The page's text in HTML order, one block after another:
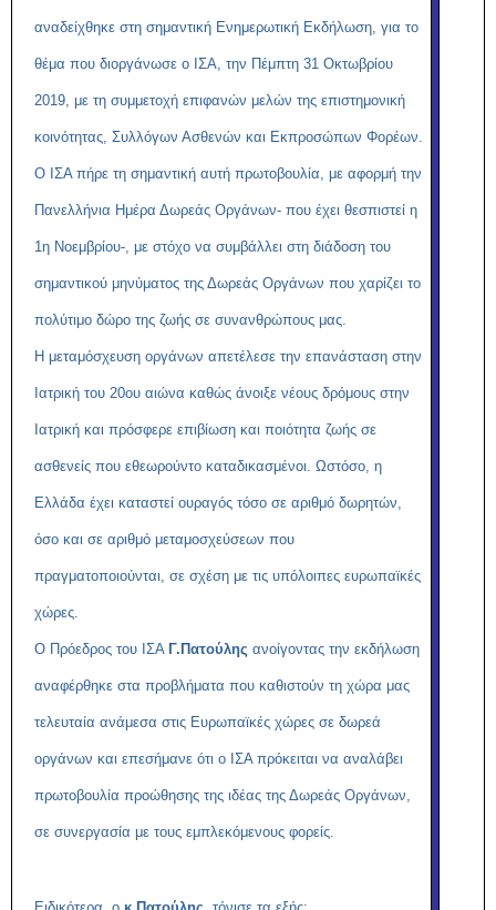
αναδείχθηκε στη σημαντική Ενημερωτική Εκδήλωση, για το
θέμα που διοργάνωσε ο ΙΣΑ, την Πέμπτη 31 Οκτωβρίου
2019, με τη συμμετοχή επιφανών μελών της επιστημονική
κοινότητας, Συλλόγων Ασθενών και Εκπροσώπων Φορέων.
Ο ΙΣΑ πήρε τη σημαντική αυτή πρωτοβουλία, με αφορμή την
Πανελλήνια Ημέρα Δωρεάς Οργάνων- που έχει θεσπιστεί η
1η Νοεμβρίου-, με στόχο να συμβάλλει στη διάδοση του
σημαντικού μηνύματος της Δωρεάς Οργάνων που χαρίζει το
πολύτιμο δώρο της ζωής σε συνανθρώπους μας.
Η μεταμόσχευση οργάνων απετέλεσε την επανάσταση στην
Ιατρική του 20ου αιώνα καθώς άνοιξε νέους δρόμους στην
Ιατρική και πρόσφερε επιβίωση και ποιότητα ζωής σε
ασθενείς που εθεωρούντο καταδικασμένοι. Ωστόσο, η
Ελλάδα έχει καταστεί ουραγός τόσο σε αριθμό δωρητών,
όσο και σε αριθμό μεταμοσχεύσεων που
πραγματοποιούνται, σε σχέση με τις υπόλοιπες ευρωπαϊκές
χώρες.
Ο Πρόεδρος του ΙΣΑ Γ.Πατούλης ανοίγοντας την εκδήλωση
αναφέρθηκε στα προβλήματα που καθιστούν τη χώρα μας
τελευταία ανάμεσα στις Ευρωπαϊκές χώρες σε δωρεά
οργάνων και επεσήμανε ότι ο ΙΣΑ πρόκειται να αναλάβει
πρωτοβουλία προώθησης της ιδέας της Δωρεάς Οργάνων,
σε συνεργασία με τους εμπλεκόμενους φορείς.